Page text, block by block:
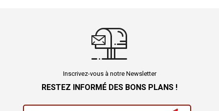
Inscrivez-vous à notre Newsletter
RESTEZ INFORMÉ DES BONS PLANS !